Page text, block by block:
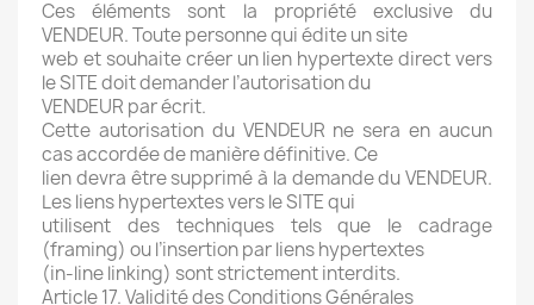
Ces éléments sont la propriété exclusive du
VENDEUR. Toute personne qui édite un site
web et souhaite créer un lien hypertexte direct vers
le SITE doit demander l’autorisation du
VENDEUR par écrit.
Cette autorisation du VENDEUR ne sera en aucun
cas accordée de manière définitive. Ce
lien devra être supprimé à la demande du VENDEUR.
Les liens hypertextes vers le SITE qui
utilisent des techniques tels que le cadrage
(framing) ou l’insertion par liens hypertextes
(in-line linking) sont strictement interdits.
Article 17. Validité des Conditions Générales